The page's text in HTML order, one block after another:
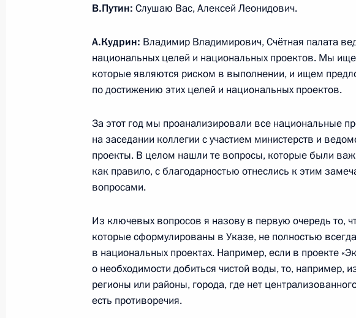
Встреча с главой Татарстана Рустамом
Встреча с Сергеем Когогиным и Сергеем Чемезовым
Митинг по случаю 50-летия автомобильного
13 декабря 2019 года, 18:15
Встреча с работниками завода двигателей ПАО
13 декабря 2019 года, 17:50
В.Путин: Слушаю Вас, Алексей Леонидович.
А.Кудрин: Владимир Владимирович, Счётная палата
национальных целей и национальных проектов. Мы
которые являются риском в выполнении, и ищем
по достижению этих целей и национальных проектов.
За этот год мы проанализировали все национальные
на заседании коллегии с участием министерств и
проекты. В целом нашли те вопросы, которые были
как правило, с благодарностью отнеслись к этим
вопросами.
Из ключевых вопросов я назову в первую очередь то,
которые сформулированы в Указе, не полностью
в национальных проектах. Например, если в проекте
о необходимости добиться чистой воды, то, например,
регионы или районы, города, где нет
есть противоречия.